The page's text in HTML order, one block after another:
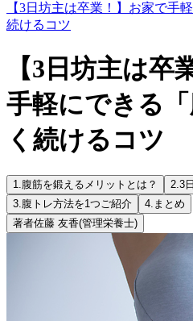
【3日坊主は卒業！】お家で手
続けるコツ
【3日坊主は卒
手軽にできる
く続けるコツ
1.腹筋を鍛えるメリットとは？ 2.3
3.腹トレ方法を1つご紹介 4. まとめ
著者佐藤 友香(管理栄養士)